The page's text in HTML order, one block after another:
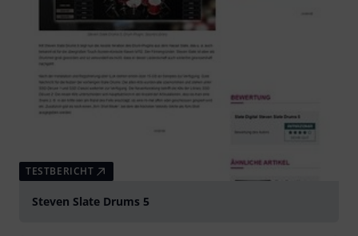
TESTBERICHT
Steven Slate Drums 5